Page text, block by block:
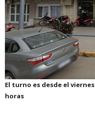
El turno es desde el
horas